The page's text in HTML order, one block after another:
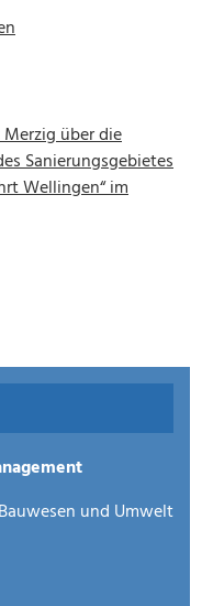
über die
Sanierungsgebietes
Wellingen“ im
und Umwelt